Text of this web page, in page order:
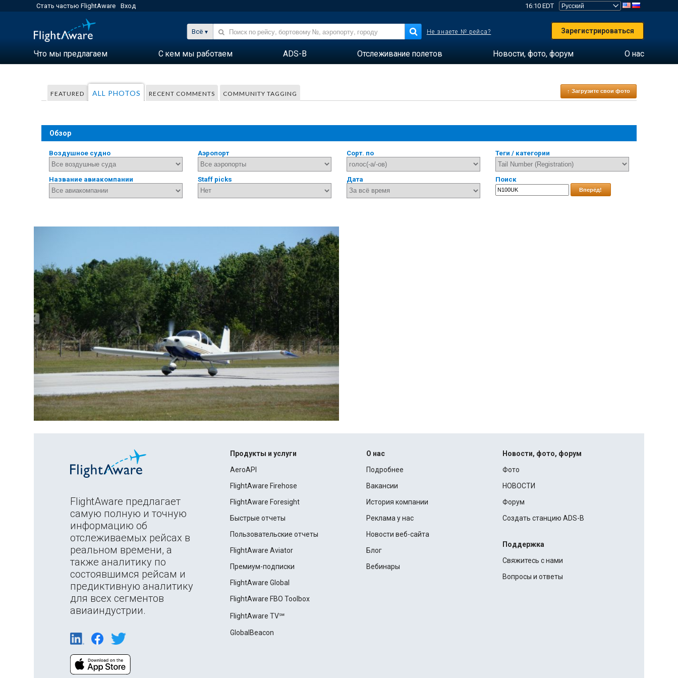
Стать частью FlightAware Вход 16:10 EDT
Всё Не знаете № рейса? Зарегистрироваться
Что мы предлагаем С кем мы работаем ADS-B Отслеживание полетов Новости, фото, форум О нас
FEATURED ALL PHOTOS RECENT COMMENTS COMMUNITY TAGGING ↑ Загрузите свои фото
Обзор
Воздушное судно Аэропорт Сорт. по Теги / категории
Название авиакомпании Staff picks Дата Поиск
Вперёд!
FlightAware предлагает
самую полную и точную
информацию об
отслеживаемых рейсах в
реальном времени, а
также аналитику по
состоявшимся рейсам и
предиктивную аналитику
для всех сегментов
авиаиндустрии.
Продукты и услуги
AeroAPI
FlightAware Firehose
FlightAware Foresight
Быстрые отчеты
Пользовательские отчеты
FlightAware Aviator
Премиум-подписки
FlightAware Global
FlightAware FBO Toolbox
FlightAware TV℠
GlobalBeacon
О нас
Подробнее
Вакансии
История компании
Реклама у нас
Новости веб-сайта
Блог
Вебинары
Новости, фото, форум
Фото
НОВОСТИ
Форум
Создать станцию ADS-B
Поддержка
Свяжитесь с нами
Вопросы и ответы